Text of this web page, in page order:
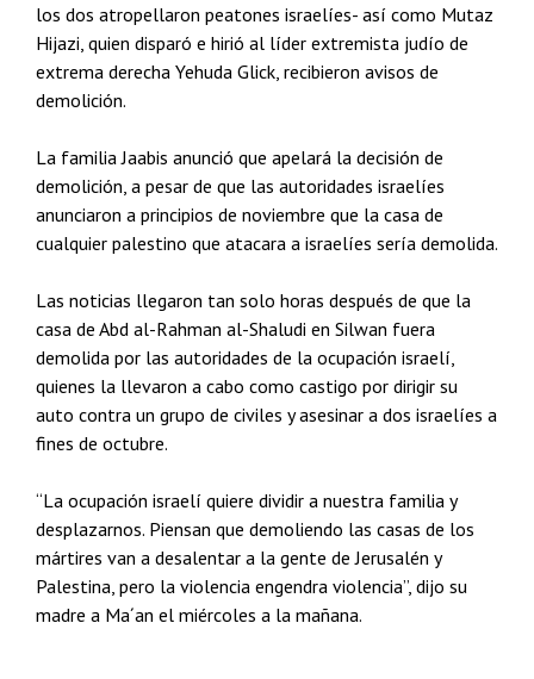
los dos atropellaron peatones israelíes- así como Mutaz
Hijazi, quien disparó e hirió al líder extremista judío de
extrema derecha Yehuda Glick, recibieron avisos de
demolición.
La familia Jaabis anunció que apelará la decisión de
demolición, a pesar de que las autoridades israelíes
anunciaron a principios de noviembre que la casa de
cualquier palestino que atacara a israelíes sería demolida.
Las noticias llegaron tan solo horas después de que la
casa de Abd al-Rahman al-Shaludi en Silwan fuera
demolida por las autoridades de la ocupación israelí,
quienes la llevaron a cabo como castigo por dirigir su
auto contra un grupo de civiles y asesinar a dos israelíes a
fines de octubre.
“La ocupación israelí quiere dividir a nuestra familia y
desplazarnos. Piensan que demoliendo las casas de los
mártires van a desalentar a la gente de Jerusalén y
Palestina, pero la violencia engendra violencia”, dijo su
madre a Ma´an el miércoles a la mañana.